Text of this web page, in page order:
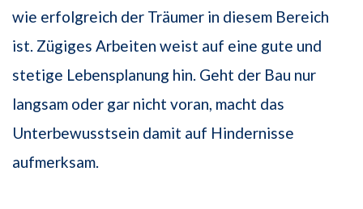
wie erfolgreich der Träumer in diesem Bereich
ist. Zügiges Arbeiten weist auf eine gute und
stetige Lebensplanung hin. Geht der Bau nur
langsam oder gar nicht voran, macht das
Unterbewusstsein damit auf Hindernisse
aufmerksam.